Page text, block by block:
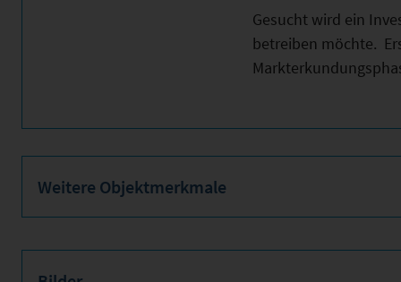
Gesucht wird ein
betreiben möchte.
Weitere Objektmerkmale